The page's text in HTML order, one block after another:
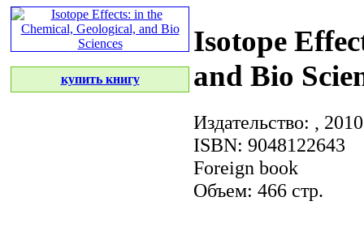
купить книгу
Isotope
and Bio
Издательство: ,
ISBN: 9048122643
Foreign book
Объем: 466 стр.